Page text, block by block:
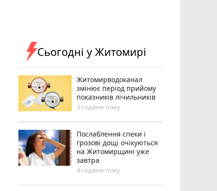
Сьогодні у Житомирі
Житомирводоканал
змінює період прийому
показників лічильників
3 години тому
Послаблення спеки і
грозові дощі очікуються
на Житомирщині уже
завтра
4 години тому